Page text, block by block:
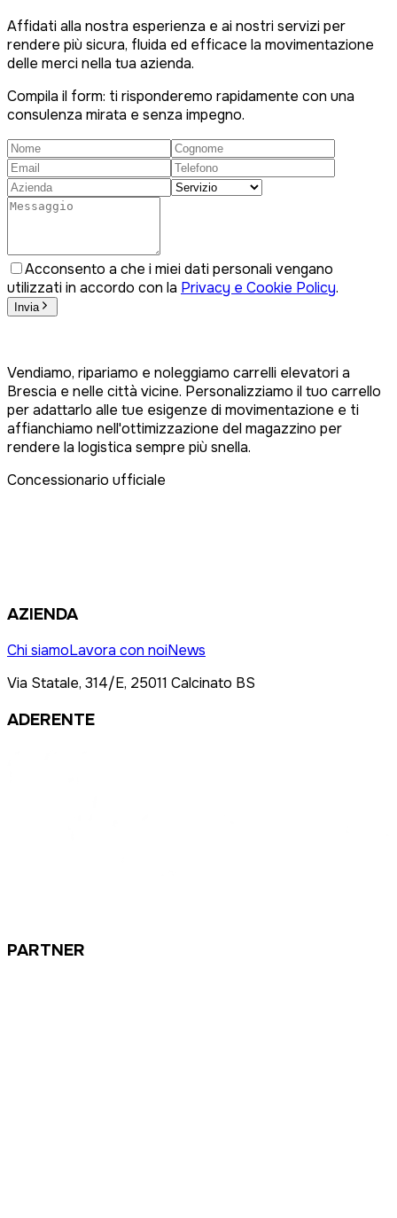
Affidati alla nostra esperienza e ai nostri servizi per
rendere più sicura, fluida ed efficace la movimentazione
delle merci nella tua azienda.
Compila il form: ti risponderemo rapidamente con una
consulenza mirata e senza impegno.
Acconsento a che i miei dati personali vengano
utilizzati in accordo con la Privacy e Cookie Policy.
Invia
Vendiamo, ripariamo e noleggiamo carrelli elevatori a
Brescia e nelle città vicine. Personalizziamo il tuo carrello
per adattarlo alle tue esigenze di movimentazione e ti
affianchiamo nell'ottimizzazione del magazzino per
rendere la logistica sempre più snella.
Concessionario ufficiale
AZIENDA
Chi siamoLavora con noiNews
Via Statale, 314/E, 25011 Calcinato BS
ADERENTE
PARTNER